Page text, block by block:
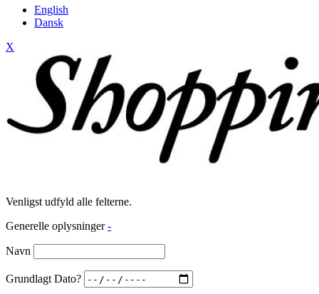
English
Dansk
X
Venligst udfyld alle felterne.
Generelle oplysninger -
Navn
Grundlagt Dato?